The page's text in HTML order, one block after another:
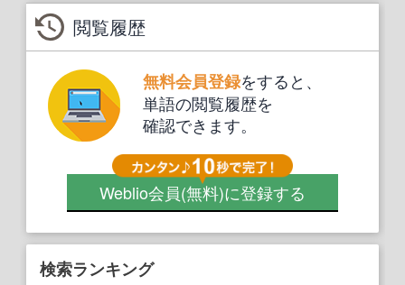
閲覧履歴
無料会員登録をすると、
単語の閲覧履歴を
確認できます。
Weblio会員(無料)に登録する
検索ランキング